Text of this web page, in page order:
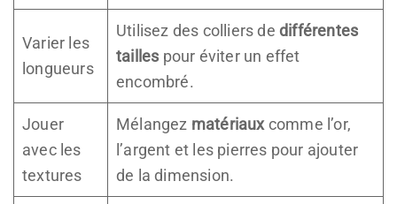
Varier les
longueurs
Utilisez des colliers de différentes
tailles pour éviter un effet
encombré.
Jouer
avec les
textures
Mélangez matériauxcomme l’or,
l’argent et les pierres pour ajouter
de la dimension.